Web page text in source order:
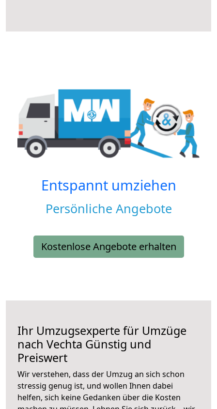
Entspannt umziehen
Persönliche Angebote
Kostenlose Angebote erhalten
Ihr Umzugsexperte für Umzüge
nach Vechta Günstig und
Preiswert
Wir verstehen, dass der Umzug an sich schon
stressig genug ist, und wollen Ihnen dabei
helfen, sich keine Gedanken über die Kosten